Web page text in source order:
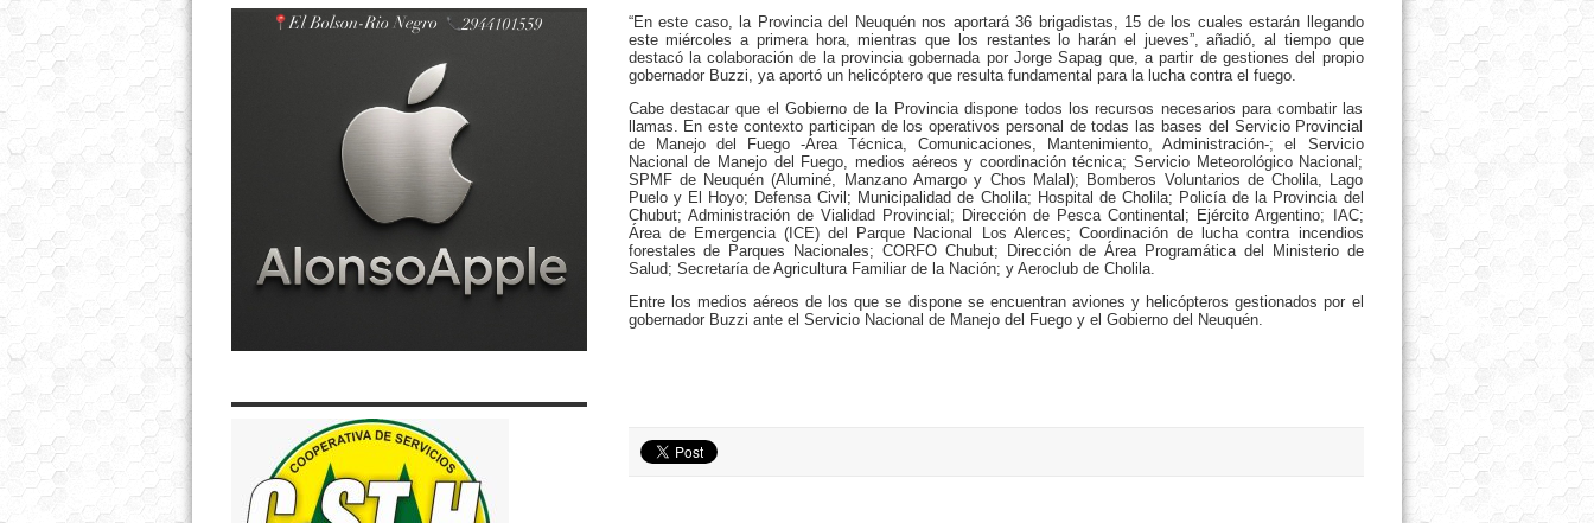
“En este caso, la Provincia del Neuquén nos aportará 36 brigadistas, 15 de los cuales estarán llegando
este miércoles a primera hora, mientras que los restantes lo harán el jueves”, añadió, al tiempo que
destacó la colaboración de la provincia gobernada por Jorge Sapag que, a partir de gestiones del propio
gobernador Buzzi, ya aportó un helicóptero que resulta fundamental para la lucha contra el fuego.
Cabe destacar que el Gobierno de la Provincia dispone todos los recursos necesarios para combatir las
llamas. En este contexto participan de los operativos personal de todas las bases del Servicio Provincial
de Manejo del Fuego -Área Técnica, Comunicaciones, Mantenimiento, Administración-; el Servicio
Nacional de Manejo del Fuego, medios aéreos y coordinación técnica; Servicio Meteorológico Nacional;
SPMF de Neuquén (Aluminé, Manzano Amargo y Chos Malal); Bomberos Voluntarios de Cholila, Lago
Puelo y El Hoyo; Defensa Civil; Municipalidad de Cholila; Hospital de Cholila; Policía de la Provincia del
Chubut; Administración de Vialidad Provincial; Dirección de Pesca Continental; Ejército Argentino; IAC;
Área de Emergencia (ICE) del Parque Nacional Los Alerces; Coordinación de lucha contra incendios
forestales de Parques Nacionales; CORFO Chubut; Dirección de Área Programática del Ministerio de
Salud; Secretaría de Agricultura Familiar de la Nación; y Aeroclub de Cholila.
Entre los medios aéreos de los que se dispone se encuentran aviones y helicópteros gestionados por el
gobernador Buzzi ante el Servicio Nacional de Manejo del Fuego y el Gobierno del Neuquén.